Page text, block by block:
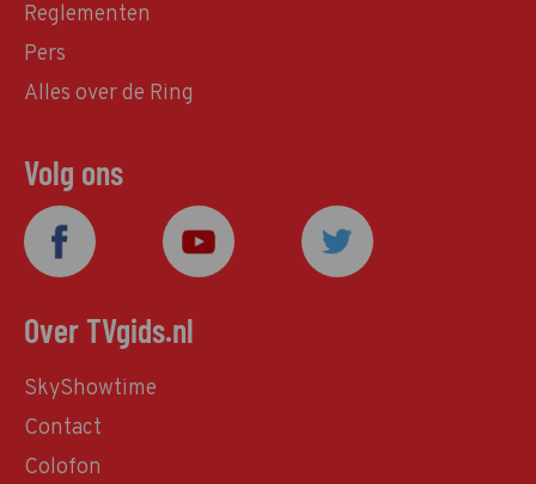
Reglementen
Pers
Alles over de Ring
Volg ons
Over TVgids.nl
SkyShowtime
Contact
Colofon